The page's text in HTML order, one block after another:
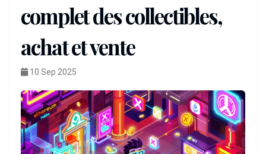
complet des collectibles,
achat et vente
10 Sep 2025